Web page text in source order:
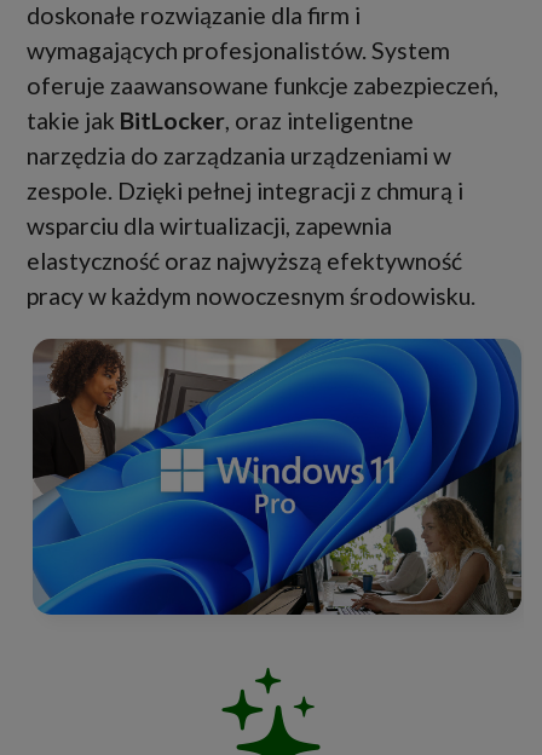
doskonałe rozwiązanie dla firm i
wymagających profesjonalistów. System
oferuje zaawansowane funkcje zabezpieczeń,
takie jak BitLocker, oraz inteligentne
narzędzia do zarządzania urządzeniami w
zespole. Dzięki pełnej integracji z chmurą i
wsparciu dla wirtualizacji, zapewnia
elastyczność oraz najwyższą efektywność
pracy w każdym nowoczesnym środowisku.